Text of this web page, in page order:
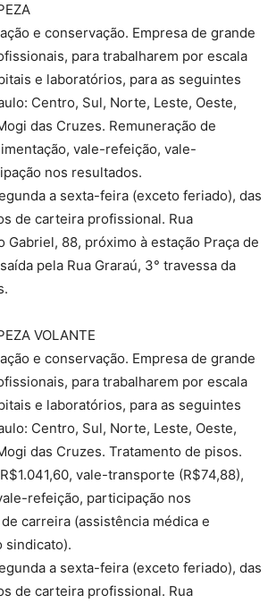
e conservação. Empresa de grande
para trabalharem por escala
e laboratórios, para as seguintes
Centro, Sul, Norte, Leste, Oeste,
das Cruzes. Remuneração de
vale-refeição, vale-
nos resultados.
a sexta-feira (exceto feriado), das
de carteira profissional. Rua
Gabriel, 88, próximo à estação Praça de
pela Rua Graraú, 3° travessa da
VOLANTE
e conservação. Empresa de grande
para trabalharem por escala
e laboratórios, para as seguintes
Centro, Sul, Norte, Leste, Oeste,
das Cruzes. Tratamento de pisos.
vale-transporte (R$74,88),
refeição, participação nos
carreira (assistência médica e
sindicato).
a sexta-feira (exceto feriado), das
de carteira profissional. Rua